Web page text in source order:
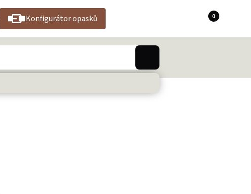
Konfigurátor opasků 0